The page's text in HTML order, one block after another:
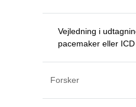
Vejledning i
pacemaker eller
Forsker